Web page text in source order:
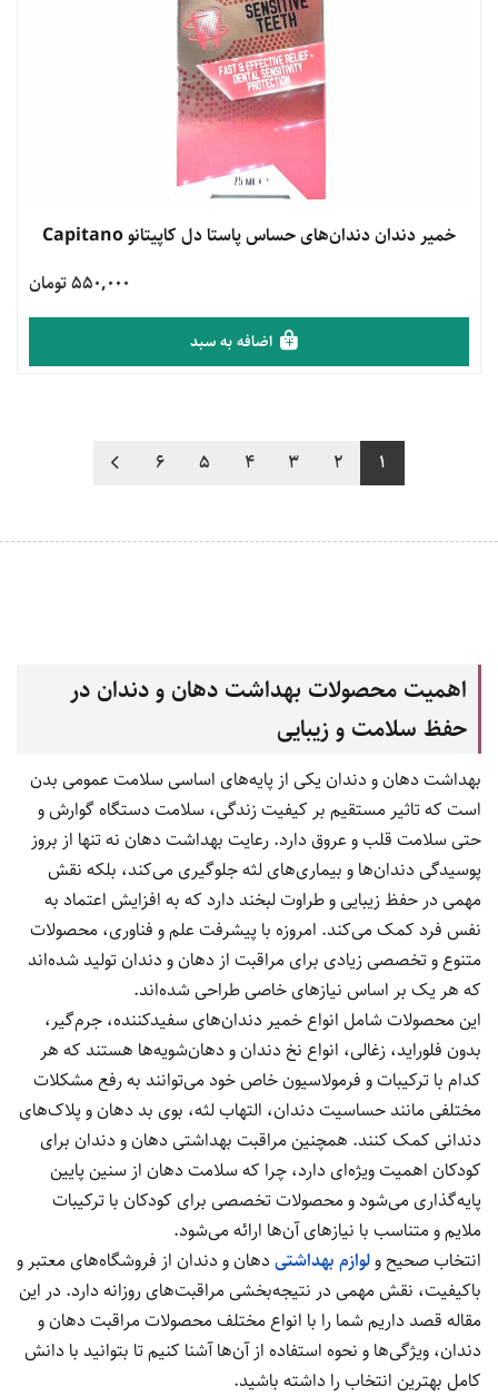
مشاهده محصول
خمیر دندان دندان‌های حساس پاستا دل کاپیتانو Capitano
550,000 تومان
اضافه به سبد
1
2
3
4
5
6
اهمیت محصولات بهداشت دهان و دندان در
حفظ سلامت و زیبایی
بهداشت دهان و دندان یکی از پایه‌های اساسی سلامت عمومی بدن
است که تاثیر مستقیم بر کیفیت زندگی، سلامت دستگاه گوارش و
حتی سلامت قلب و عروق دارد. رعایت بهداشت دهان نه تنها از بروز
پوسیدگی دندان‌ها و بیماری‌های لثه جلوگیری می‌کند، بلکه نقش
مهمی در حفظ زیبایی و طراوت لبخند دارد که به افزایش اعتماد به
نفس فرد کمک می‌کند. امروزه با پیشرفت علم و فناوری، محصولات
متنوع و تخصصی زیادی برای مراقبت از دهان و دندان تولید شده‌اند
که هر یک بر اساس نیازهای خاصی طراحی شده‌اند.
این محصولات شامل انواع خمیر دندان‌های سفیدکننده، جرم‌گیر،
بدون فلوراید، زغالی، انواع نخ دندان و دهان‌شویه‌ها هستند که هر
کدام با ترکیبات و فرمولاسیون خاص خود می‌توانند به رفع مشکلات
مختلفی مانند حساسیت دندان، التهاب لثه، بوی بد دهان و پلاک‌های
دندانی کمک کنند. همچنین مراقبت بهداشتی دهان و دندان برای
کودکان اهمیت ویژه‌ای دارد، چرا که سلامت دهان از سنین پایین
پایه‌گذاری می‌شود و محصولات تخصصی برای کودکان با ترکیبات
ملایم و متناسب با نیازهای آن‌ها ارائه می‌شود.
انتخاب صحیح ولوازم بهداشتی دهان و دندان از فروشگاه‌های معتبر و
باکیفیت، نقش مهمی در نتیجه‌بخشی مراقبت‌های روزانه دارد. در این
مقاله قصد داریم شما را با انواع مختلف محصولات مراقبت دهان و
دندان، ویژگی‌ها و نحوه استفاده از آن‌ها آشنا کنیم تا بتوانید با دانش
کامل بهترین انتخاب را داشته باشید.